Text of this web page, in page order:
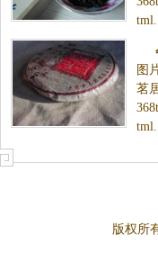
图
茗
版权所